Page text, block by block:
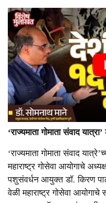
‘राज्यमाता गोमाता संवाद
‘राज्यमाता गोमाता संवाद
महाराष्ट्र गोसेवा आयोगाचे
पशुसंवर्धन आयुक्त डॉ. किरण
वेळी महाराष्ट्र गोसेवा